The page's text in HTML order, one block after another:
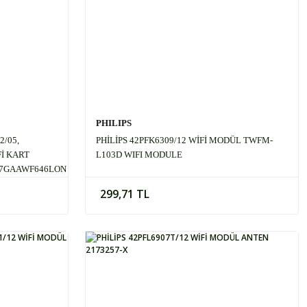
05,
KART
PHILIPS
PHİLİPS 42PFK6309/12 WİFİ MODÜL TWFM-
L103D WIFI MODULE
299,71 TL